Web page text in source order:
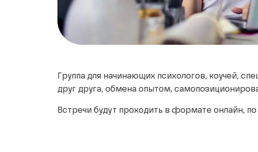
Группа для начинающих психологов, коучей,
друг друга, обмена опытом,
Встречи будут проходить в формате онлайн,